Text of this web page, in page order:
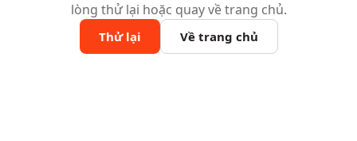
lòng thử lại hoặc quay về trang chủ.
Thử lại Về trang chủ